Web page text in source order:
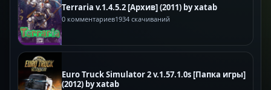
Terraria v.1.4.5.2 [Архив] (2011) by xatab
0 комментариев1934 скачиваний
Euro Truck Simulator 2 v.1.57.1.0s [Папка игры]
(2012) by xatab